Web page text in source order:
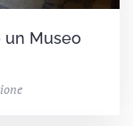
un Museo